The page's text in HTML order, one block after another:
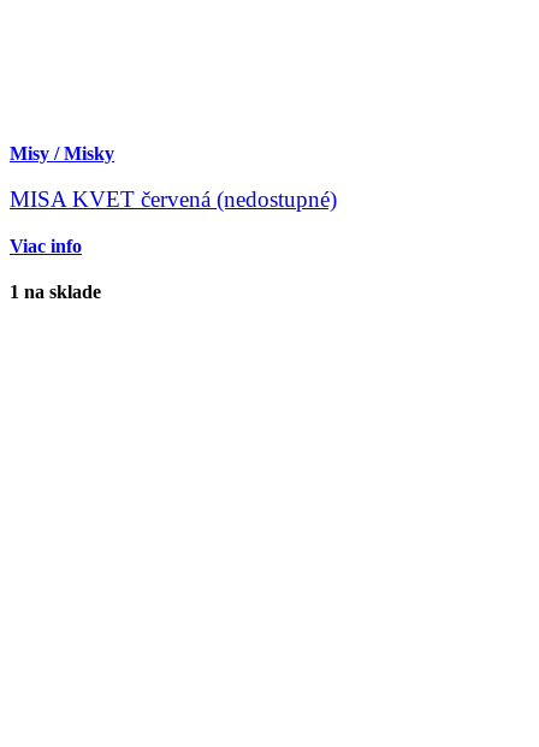
Misy / Misky
MISA KVET červená (nedostupné)
Viac info
1 na sklade